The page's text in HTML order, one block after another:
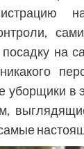
на
уборщики в